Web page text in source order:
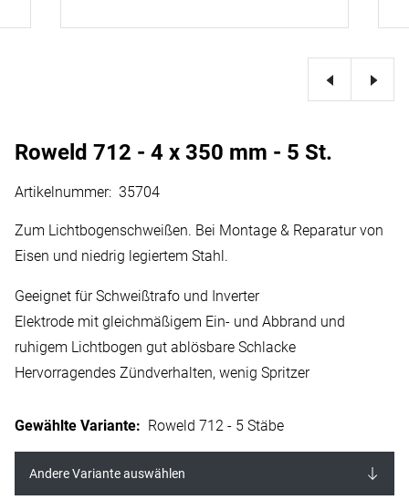
Roweld 712 - 4 x 350 mm - 5 St.
Artikelnummer: 35704
Zum Lichtbogenschweißen. Bei Montage & Reparatur von
Eisen und niedrig legiertem Stahl.
Geeignet für Schweißtrafo und Inverter
Elektrode mit gleichmäßigem Ein- und Abbrand und
ruhigem Lichtbogen gut ablösbare Schlacke
Hervorragendes Zündverhalten, wenig Spritzer
Gewählte Variante: Roweld 712 - 5 Stäbe
Andere Variante auswählen